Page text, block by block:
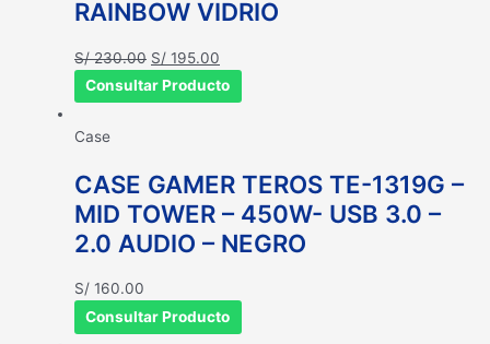
RAINBOW VIDRIO
S/230.00 El
precio
original
S/ 195.00
precio
actual
Consultar Producto
Case
CASE GAMER TEROS TE-1319G –
MID TOWER – 450W- USB 3.0 –
2.0 AUDIO – NEGRO
S/ 160.00
Consultar Producto